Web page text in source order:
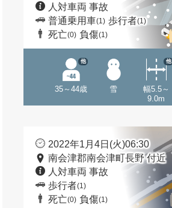
人対車両 事故
普通乗用車(1) 歩行者(1)
死亡(0) 負傷(1)
35～44歳
他
雪
幅5.5～
9.0m
他
2022年1月4日(火)06:30
南会津郡南会津町長野 付近
人対車両 事故
歩行者(1)
死亡(0) 負傷(1)